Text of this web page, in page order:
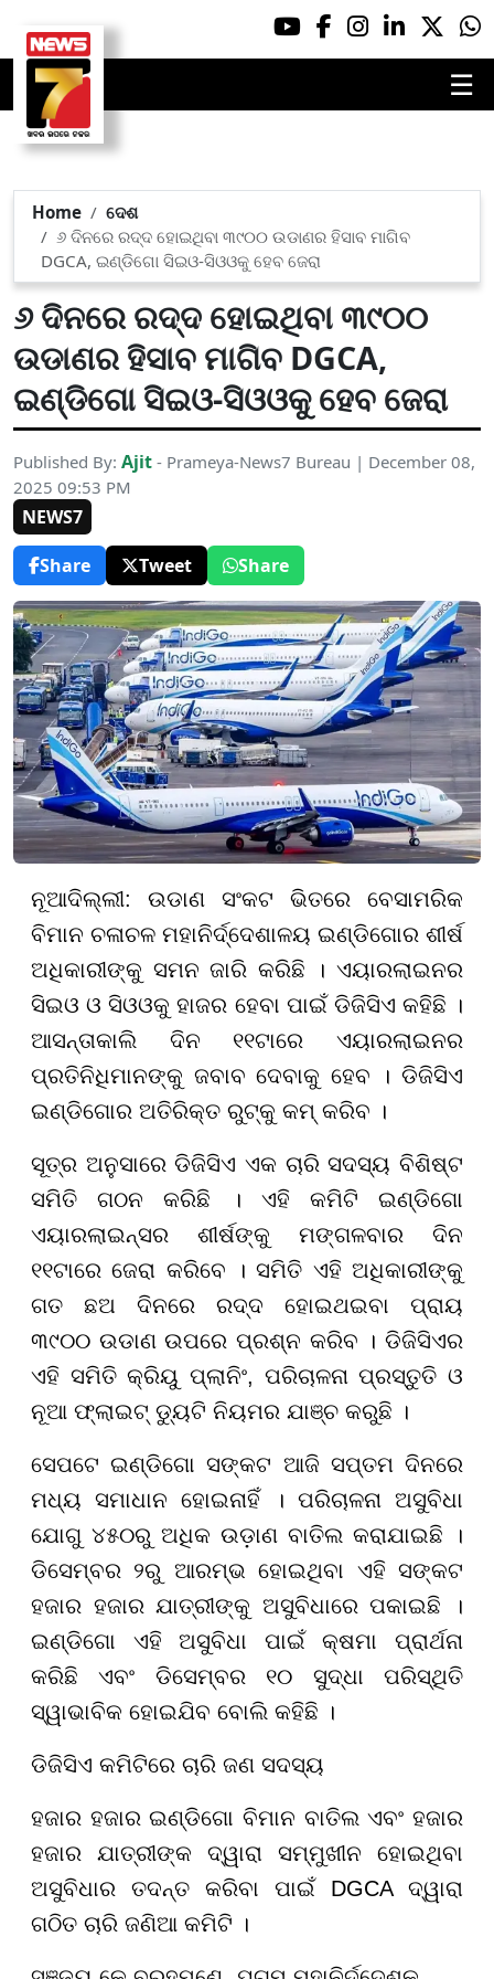
☰
Home
ଦେଶ
୬ ଦିନରେ ରଦ୍ଦ ହୋଇଥିବା ୩୯୦୦ ଉଡାଣର ହିସାବ ମାଗିବ
DGCA, ଇଣ୍ଡିଗୋ ସିଇଓ-ସିଓଓକୁ ହେବ ଜେରା
୬ ଦିନରେ ରଦ୍ଦ ହୋଇଥିବା ୩୯୦୦
ଉଡାଣର ହିସାବ ମାଗିବ DGCA,
ଇଣ୍ଡିଗୋ ସିଇଓ-ସିଓଓକୁ ହେବ ଜେରା
Published By: Ajit - Prameya-News7 Bureau | December 08,
2025 09:53 PM
NEWS7
Share
Tweet Share
ନୂଆଦିଲ୍ଲୀ: ଉଡାଣ ସଂକଟ ଭିତରେ ବେସାମରିକ
ବିମାନ ଚଳାଚଳ ମହାନିର୍ଦ୍ଦେଶାଳୟ ଇଣ୍ଡିଗୋର ଶୀର୍ଷ
ଅଧିକାରୀଙ୍କୁ ସମନ ଜାରି କରିଛି । ଏୟାରଲାଇନର
ସିଇଓ ଓ ସିଓଓକୁ ହାଜର ହେବା ପାଇଁ ଡିଜିସିଏ କହିଛି ।
ଆସନ୍ତାକାଲି ଦିନ ୧୧ଟାରେ ଏୟାରଲାଇନର
ପ୍ରତିନିଧିମାନଙ୍କୁ ଜବାବ ଦେବାକୁ ହେବ । ଡିଜିସିଏ
ଇଣ୍ଡିଗୋର ଅତିରିକ୍ତ ରୁଟ୍‌କୁ କମ୍ କରିବ ।
ସୂତ୍ର ଅନୁସାରେ ଡିଜିସିଏ ଏକ ଚାରି ସଦସ୍ୟ ବିଶିଷ୍ଟ
ସମିତି ଗଠନ କରିଛି । ଏହି କମିଟି ଇଣ୍ଡିଗୋ
ଏୟାରଲାଇନ୍ସର ଶୀର୍ଷଙ୍କୁ ମଙ୍ଗଳବାର ଦିନ
୧୧ଟାରେ ଜେରା କରିବେ । ସମିତି ଏହି ଅଧିକାରୀଙ୍କୁ
ଗତ ଛଅ ଦିନରେ ରଦ୍ଦ ହୋଇଥଇବା ପ୍ରାୟ
୩୯୦୦ ଉଡାଣ ଉପରେ ପ୍ରଶ୍ନ କରିବ । ଡିଜିସିଏର
ଏହି ସମିତି କ୍ରିୟୁ ପ୍ଲାନିଂ, ପରିଚାଳନା ପ୍ରସ୍ତୁତି ଓ
ନୂଆ ଫ୍ଲାଇଟ୍ ଡ୍ୟୁଟି ନିୟମର ଯାଞ୍ଚ କରୁଛି ।
ସେପଟେ ଇଣ୍ଡିଗୋ ସଙ୍କଟ ଆଜି ସପ୍ତମ ଦିନରେ
ମଧ୍ୟ ସମାଧାନ ହୋଇନାହିଁ । ପରିଚାଳନା ଅସୁବିଧା
ଯୋଗୁ ୪୫୦ରୁ ଅଧିକ ଉଡ଼ାଣ ବାତିଲ କରାଯାଇଛି ।
ଡିସେମ୍ବର ୨ରୁ ଆରମ୍ଭ ହୋଇଥିବା ଏହି ସଙ୍କଟ
ହଜାର ହଜାର ଯାତ୍ରୀଙ୍କୁ ଅସୁବିଧାରେ ପକାଇଛି ।
ଇଣ୍ଡିଗୋ ଏହି ଅସୁବିଧା ପାଇଁ କ୍ଷମା ପ୍ରାର୍ଥନା
କରିଛି ଏବଂ ଡିସେମ୍ବର ୧୦ ସୁଦ୍ଧା ପରିସ୍ଥିତି
ସ୍ୱାଭାବିକ ହୋଇଯିବ ବୋଲି କହିଛି ।
ଡିଜିସିଏ କମିଟିରେ ଚାରି ଜଣ ସଦସ୍ୟ
ହଜାର ହଜାର ଇଣ୍ଡିଗୋ ବିମାନ ବାତିଲ ଏବଂ ହଜାର
ହଜାର ଯାତ୍ରୀଙ୍କ ଦ୍ୱାରା ସମ୍ମୁଖୀନ ହୋଇଥିବା
ଅସୁବିଧାର ତଦନ୍ତ କରିବା ପାଇଁ DGCA ଦ୍ୱାରା
ଗଠିତ ଚାରି ଜଣିଆ କମିଟି ।